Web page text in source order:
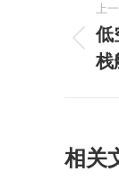
章
上
上
一
章
低
栈
相关